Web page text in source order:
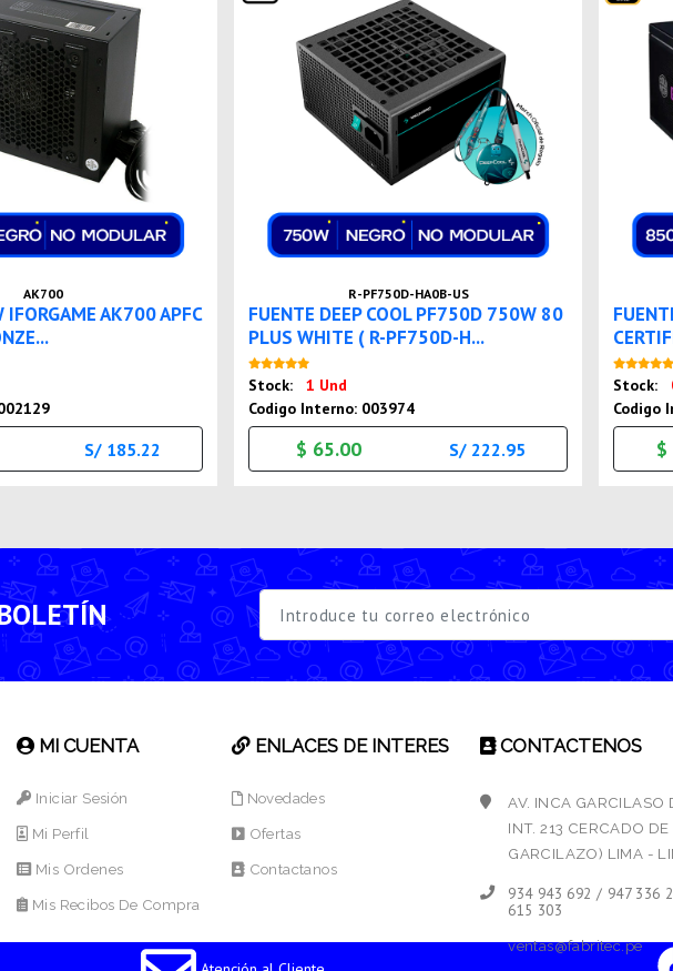
AK700
AK700 APFC
S/ 185.22
R-PF750D-HA0B-US
FUENTE DEEP COOL PF750D 750W 80
PLUS WHITE ( R-PF750D-H...
Stock:
1 Und
Codigo Interno: 003974
$ 65.00 S/ 222.95
Stock:
Codigo
$
MI CUENTA
Iniciar Sesión
Mi Perfil
Mis Ordenes
Mis Recibos De Compra
ENLACES DE INTERES
Novedades
Ofertas
Contactanos
CONTACTENOS
AV. INCA GARCILASO
INT. 213 CERCADO
GARCILAZO) LIMA -
934 943 692 / 947 336
615 303
ventas@fabritec.pe